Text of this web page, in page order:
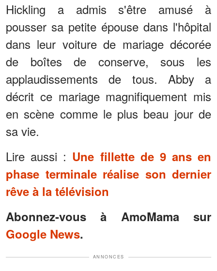
Hickling a admis s'être amusé à
pousser sa petite épouse dans l'hôpital
dans leur voiture de mariage décorée
de boîtes de conserve, sous les
applaudissements de tous. Abby a
décrit ce mariage magnifiquement mis
en scène comme le plus beau jour de
sa vie.
Lire aussi : Une fillette de 9 ans en
phase terminale réalise son dernier
rêve à la télévision
Abonnez-vous à AmoMama sur
Google News.
ANNONCES